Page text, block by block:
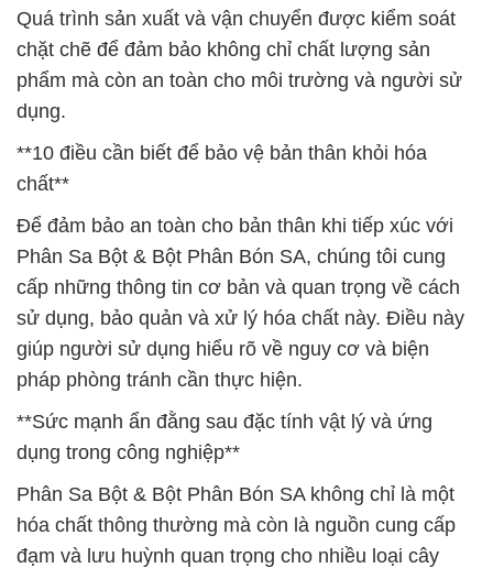
Quá trình sản xuất và vận chuyển được kiểm soát
chặt chẽ để đảm bảo không chỉ chất lượng sản
phẩm mà còn an toàn cho môi trường và người sử
dụng.
**10 điều cần biết để bảo vệ bản thân khỏi hóa
chất**
Để đảm bảo an toàn cho bản thân khi tiếp xúc với
Phân Sa Bột & Bột Phân Bón SA, chúng tôi cung
cấp những thông tin cơ bản và quan trọng về cách
sử dụng, bảo quản và xử lý hóa chất này. Điều này
giúp người sử dụng hiểu rõ về nguy cơ và biện
pháp phòng tránh cần thực hiện.
**Sức mạnh ẩn đằng sau đặc tính vật lý và ứng
dụng trong công nghiệp**
Phân Sa Bột & Bột Phân Bón SA không chỉ là một
hóa chất thông thường mà còn là nguồn cung cấp
đạm và lưu huỳnh quan trọng cho nhiều loại cây